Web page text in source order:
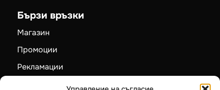
Бързи връзки
Магазин
Промоции
Рекламации
Карта на сайта